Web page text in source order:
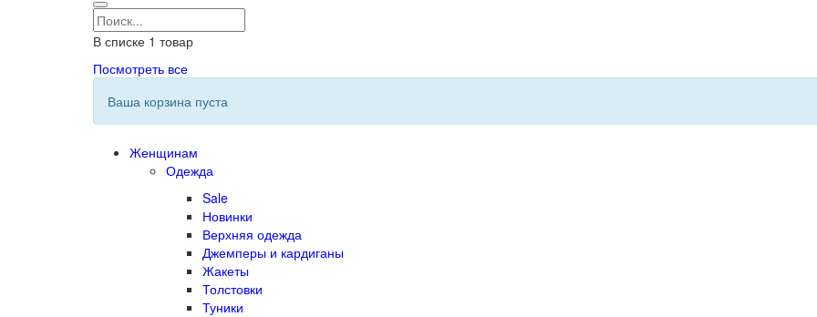
В списке 1 товар
Посмотреть все
Ваша корзина пуста
Женщинам
Одежда
Sale
Новинки
Верхняя одежда
Джемперы и кардиганы
Жакеты
Толстовки
Туники